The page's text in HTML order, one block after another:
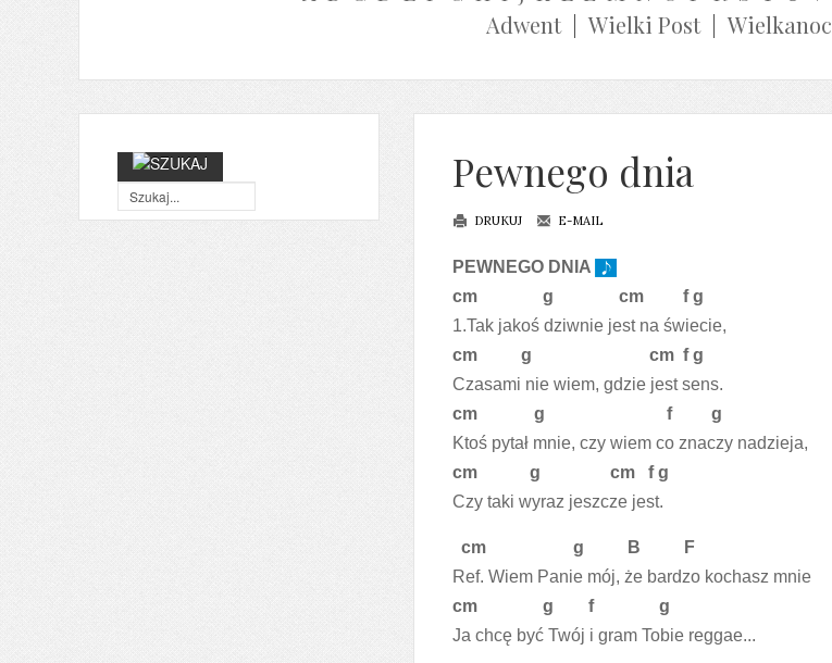
Adwent| Wielki Post| Wielkanoc
Pewnego dnia
DRUKUJ E-MAIL
PEWNEGO DNIA
cm g cm f g
1.Tak jakoś dziwnie jest na świecie,
cm g cm f g
Czasami nie wiem, gdzie jest sens.
cm g f g
Ktoś pytał mnie, czy wiem co znaczy nadzieja,
cm g cm f g
Czy taki wyraz jeszcze jest.
cm g B F
Ref. Wiem Panie mój, że bardzo kochasz mnie
cm g f g
Ja chcę być Twój i gram Tobie reggae...